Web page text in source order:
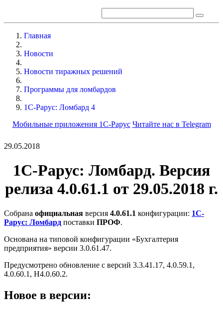
Главная
Новости
Новости тиражных решений
Программы для ломбардов
1С-Рарус: Ломбард 4
Мобильные приложения 1С-Рарус Читайте нас в Telegram
29.05.2018
1С-Рарус: Ломбард. Версия
релиза 4.0.61.1 от 29.05.2018 г.
Собрана официальная версия 4.0.61.1 конфигурации: 1С-
Рарус: Ломбард поставки ПРОФ.
Основана на типовой конфигурации «Бухгалтерия
предприятия» версии 3.0.61.47.
Предусмотрено обновление с версий 3.3.41.17, 4.0.59.1,
4.0.60.1, Н4.0.60.2.
Новое в версии: